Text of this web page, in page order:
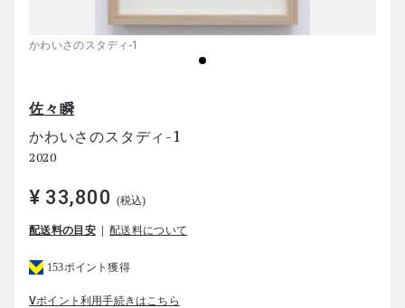
かわいさのスタディ-1
佐々瞬
かわいさのスタディ-1
2020
¥ 33,800 (税込)
配送料の目安 配送料について
153ポイント獲得
Vポイント利用手続きはこちら